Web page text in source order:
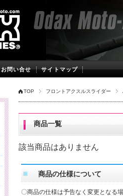
お問い合せ サイトマップ
TOP フロントアクスルスライダー
商品一覧
該当商品はありません
商品の仕様について
〇商品の仕様は予告なく変更となる